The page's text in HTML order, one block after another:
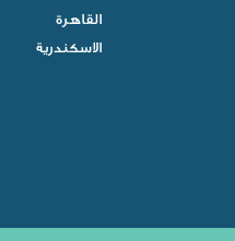
القاهرة
الاسكندرية